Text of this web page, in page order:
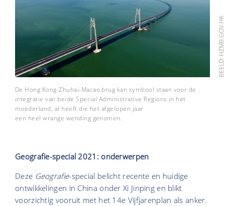
BEELD: HZMB.GOV.HK
De Hong Kong-Zhuhai-Macao brug kan symbool staan voor de
integratie van beide Special Administrative Regions in het
moederland, al heeft die het afgelopen jaar
een heel wrange wending genomen.
Geografie-special 2021: onderwerpen
Deze Geografie-special belicht recente en huidige
ontwikkelingen in China onder Xi Jinping en blikt
voorzichtig vooruit met het 14e Vijfjarenplan als anker.